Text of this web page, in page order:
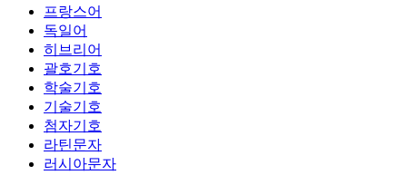
프랑스어
독일어
히브리어
괄호기호
학술기호
기술기호
첨자기호
라틴문자
러시아문자